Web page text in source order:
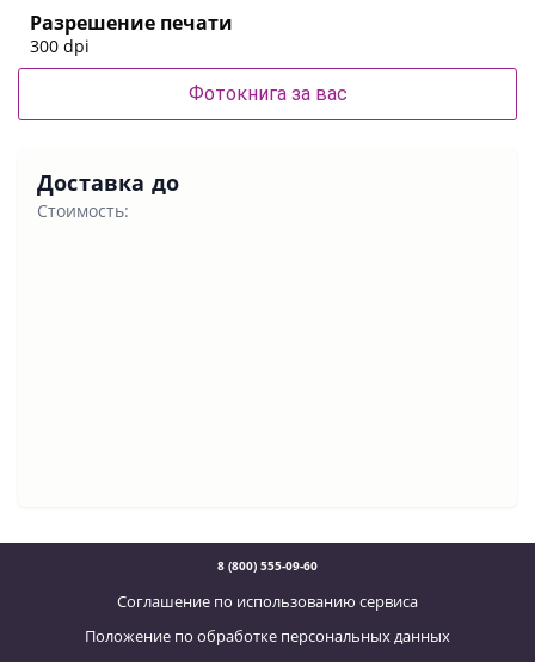
Разрешение печати
300 dpi
Фотокнига за вас
Доставка до
Стоимость:
8 (800) 555-09-60
Соглашение по использованию сервиса
Положение по обработке персональных данных